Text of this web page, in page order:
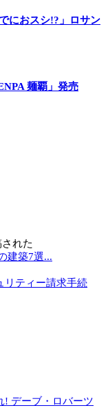
におスシ!?」ロサン
麺覇」発売
れた
建築7選...
リティー請求手続
! デーブ・ロバーツ